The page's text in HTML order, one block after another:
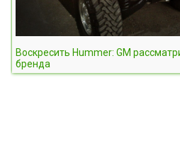
Воскресить Hummer: GM
бренда